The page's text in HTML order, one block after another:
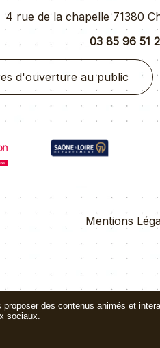
4 rue de la chapelle 71380
03 85 96 51
d'ouverture au public
Mentions
des contenus animés et
sociaux.